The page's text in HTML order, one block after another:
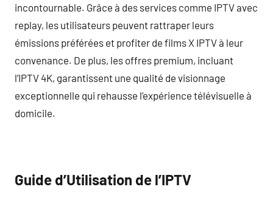
incontournable. Grâce à des services comme IPTV avec
replay, les utilisateurs peuvent rattraper leurs
émissions préférées et profiter de films X IPTV à leur
convenance. De plus, les offres premium, incluant
l’IPTV 4K, garantissent une qualité de visionnage
exceptionnelle qui rehausse l’expérience télévisuelle à
domicile.
Guide d’Utilisation de l’IPTV